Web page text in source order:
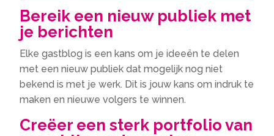
Bereik een nieuw publiek met
je berichten
Elke gastblog is een kans om je ideeën te delen
met een nieuw publiek dat mogelijk nog niet
bekend is met je werk. Dit is jouw kans om indruk te
maken en nieuwe volgers te winnen.
Creëer een sterk portfolio van